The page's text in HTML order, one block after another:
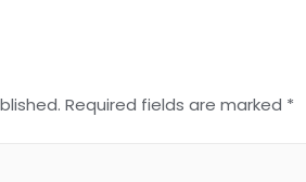
Required fields are marked *